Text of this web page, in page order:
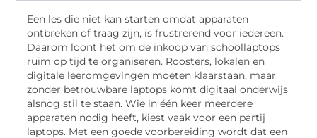
Een les die niet kan starten omdat apparaten
ontbreken of traag zijn, is frustrerend voor iedereen.
Daarom loont het om de inkoop van schoollaptops
ruim op tijd te organiseren. Roosters, lokalen en
digitale leeromgevingen moeten klaarstaan, maar
zonder betrouwbare laptops komt digitaal onderwijs
alsnog stil te staan. Wie in één keer meerdere
apparaten nodig heeft, kiest vaak voor een partij
laptops. Met een goede voorbereiding wordt dat een